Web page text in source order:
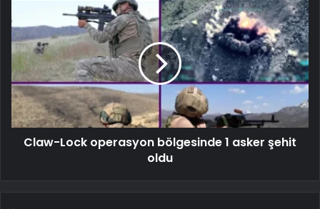
Claw-Lock operasyon bölgesinde 1 asker şehit
oldu